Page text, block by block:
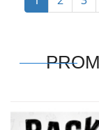
1 2 3
-15%